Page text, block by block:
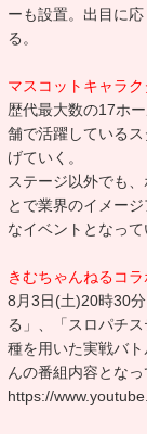
ーも設置。出目に
る。
マスコットキャラ
歴代最大数の17ホ
舗で活躍している
げていく。
ステージ以外でも
とで業界のイメー
なイベントとなって
きむちゃんねるコ
8月3日(土)20時30
る」、「スロパチ
種を用いた実戦バ
んの番組内容となっ
https://